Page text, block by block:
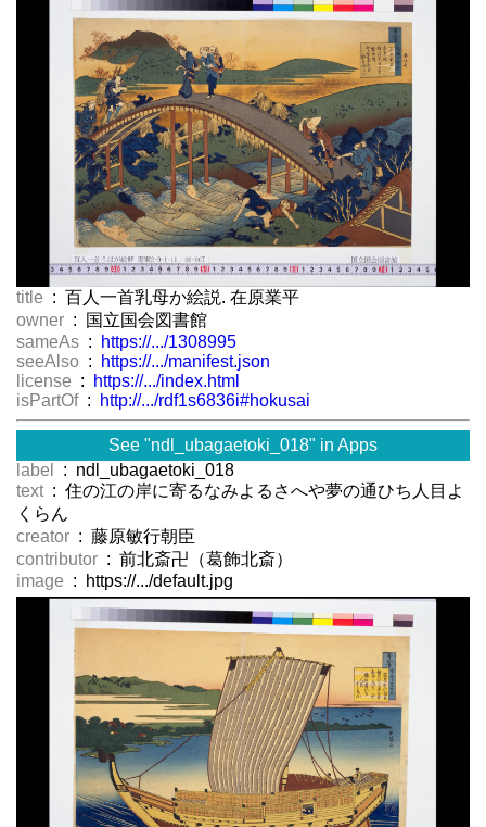
title : 百人一首乳母か絵説. 在原業平
owner : 国立国会図書館
sameAs :
https://.../1308995
seeAlso :
https://.../manifest.json
license :
https://.../index.html
isPartOf : http://.../rdf1s6836i#hokusai
See "ndl_ubagaetoki_018" in Apps
label
: ndl_ubagaetoki_018
text : 住の江の岸に寄るなみよるさへや夢の通ひち人目よ
くらん
creator : 藤原敏行朝臣
contributor : 前北斎卍（葛飾北斎）
image : https://.../default.jpg